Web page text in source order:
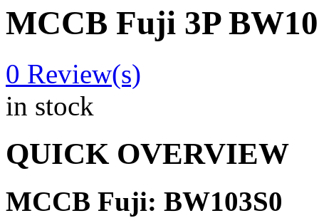
MCCB Fuji 3P
0 Review(s)
in stock
QUICK OVERVIEW
MCCB Fuji: BW103S0